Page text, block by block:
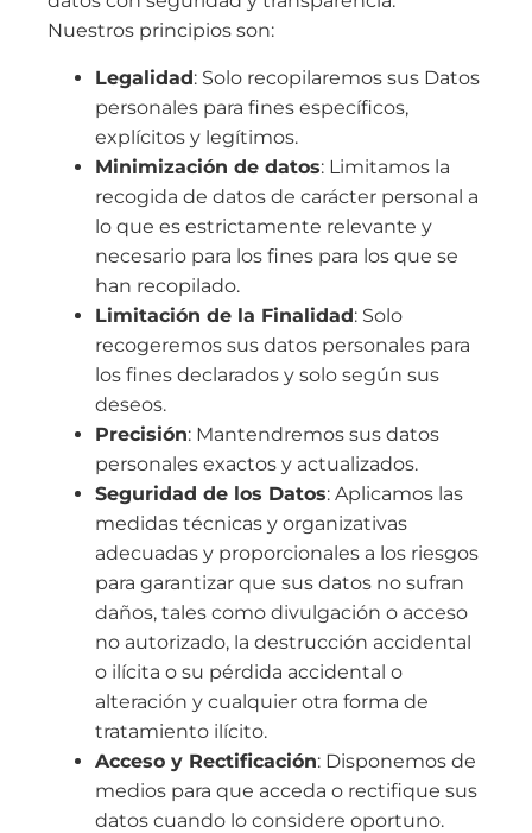
Nuestros principios son:
Legalidad: Solo recopilaremos sus Datos
personales para fines específicos,
explícitos y legítimos.
Minimización de datos: Limitamos la
recogida de datos de carácter personal a
lo que es estrictamente relevante y
necesario para los fines para los que se
han recopilado.
Limitación de la Finalidad: Solo
recogeremos sus datos personales para
los fines declarados y solo según sus
deseos.
Precisión: Mantendremos sus datos
personales exactos y actualizados.
Seguridad de los Datos: Aplicamos las
medidas técnicas y organizativas
adecuadas y proporcionales a los riesgos
para garantizar que sus datos no sufran
daños, tales como divulgación o acceso
no autorizado, la destrucción accidental
o ilícita o su pérdida accidental o
alteración y cualquier otra forma de
tratamiento ilícito.
Acceso y Rectificación: Disponemos de
medios para que acceda o rectifique sus
datos cuando lo considere oportuno.